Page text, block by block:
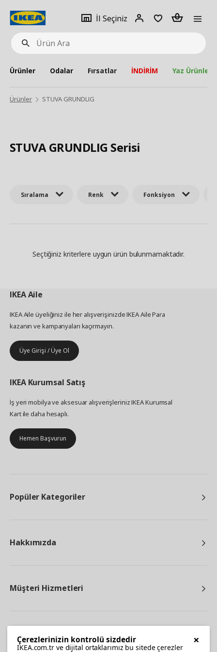
Ürün
Ara
İl Seçiniz
Giriş
Adet
Ürünler Odalar Fırsatlar İNDİRİM Yaz Ürünleri
Ürünler STUVA GRUNDLIG
STUVA GRUNDLIG Serisi
Sıralama Renk Fonksiyon
Seçtiğiniz kriterlere uygun ürün bulunmamaktadır.
IKEAAile
IKEA Aile üyeliğiniz ile her alışverişinizde IKEA Aile Para
kazanın ve kampanyaları kaçırmayın.
Üye Girişi / Üye Ol
IKEA Kurumsal Satış
İş yeri mobilya ve aksesuar alışverişleriniz IKEA Kurumsal
Kart ile daha hesaplı.
Hemen Başvurun
Popüler Kategoriler
Hakkımızda
Müşteri Hizmetleri
×
Çerezlerinizin kontrolü sizdedir
IKEA.com.tr ve dijital ortaklarımız bu sitede çerezler